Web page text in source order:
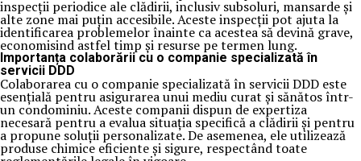
inspecții periodice ale clădirii, inclusiv subsoluri, mansarde și
alte zone mai puțin accesibile. Aceste inspecții pot ajuta la
identificarea problemelor înainte ca acestea să devină grave,
economisind astfel timp și resurse pe termen lung.
Importanța colaborării cu o companie specializată în
servicii DDD
Colaborarea cu o companie specializată în servicii DDD este
esențială pentru asigurarea unui mediu curat și sănătos într-
un condominiu. Aceste companii dispun de expertiza
necesară pentru a evalua situația specifică a clădirii și pentru
a propune soluții personalizate. De asemenea, ele utilizează
produse chimice eficiente și sigure, respectând toate